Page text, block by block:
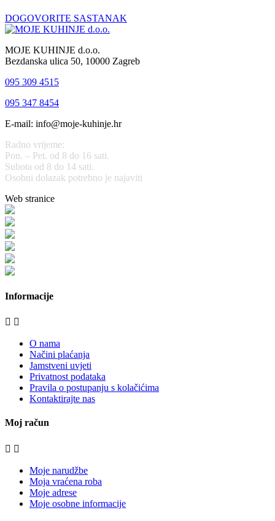
DOGOVORITE SASTANAK
MOJE KUHINJE d.o.o.
Bezdanska ulica 50, 10000 Zagreb
095 309 4515
095 347 8454
E-mail: info@moje-kuhinje.hr
Radno vrijeme:
Pon. – Pet. od 8 do 16 sati.
Subota od 8 do 14 sati.
Osobni dolazak potrebno je najaviti
Web stranice
Informacije
 
O nama
Načini plaćanja
Jamstveni uvjeti
Privatnost podataka
Pravila o postupanju s kolačićima
Kontaktirajte nas
Moj račun
 
Moje narudžbe
Moja vraćena roba
Moje adrese
Moje osobne informacije